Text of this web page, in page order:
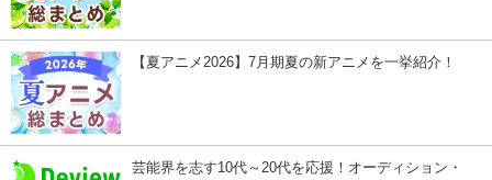
【夏アニメ2026】7月期夏の新アニメを一挙紹介！
芸能界を志す10代～20代を応援！オーディション・